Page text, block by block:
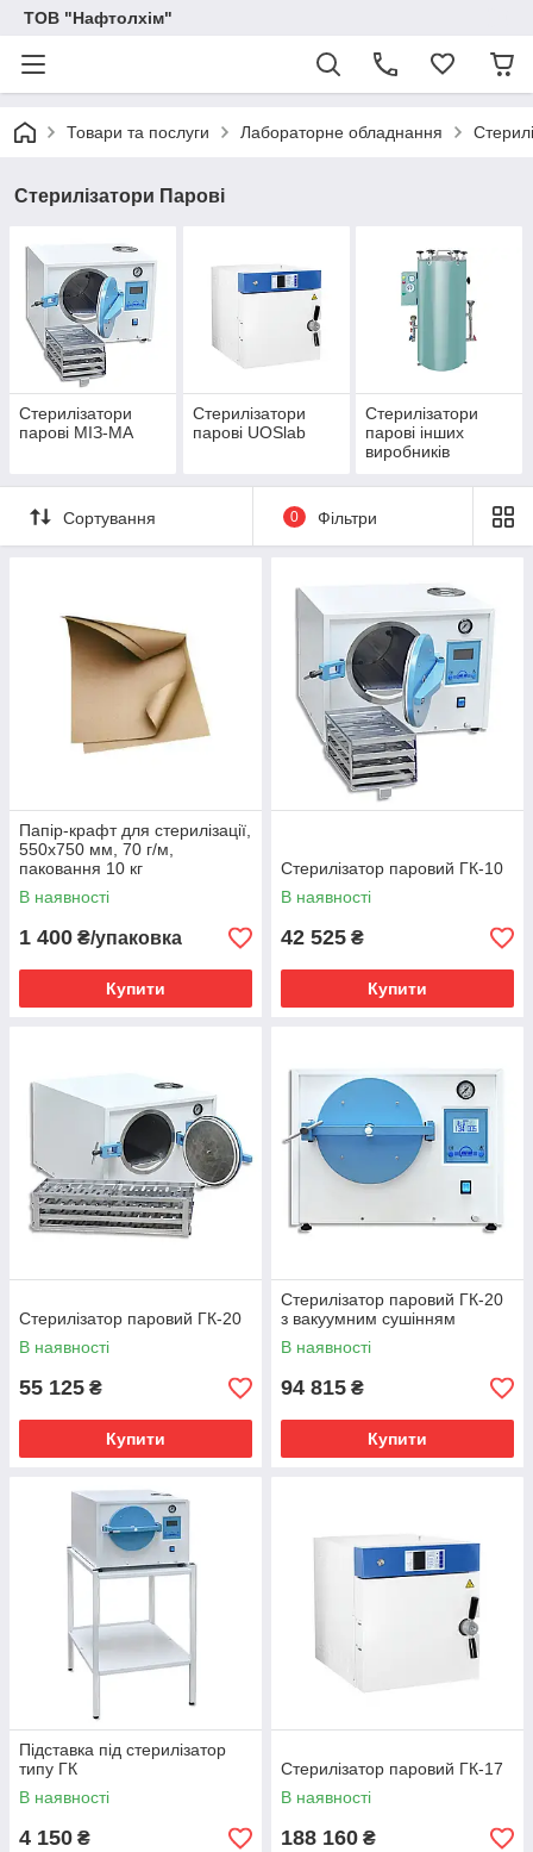
ТОВ "Нафтолхім"
Товари та послуги Лабораторне обладнання
Стерилізатори Парові
Стерилізатори
парові МІЗ-МА
Стерилізатори
парові UOSlab
Стерилізатори
парові інших
виробників
Сортування 0 Фільтри
Папір-крафт для стерилізації,
550х750 мм, 70 г/м,
паковання 10 кг
В наявності
1 400 ₴/упаковка
Купити
Стерилізатор паровий ГК-10
В наявності
42 525 ₴
Купити
Стерилізатор паровий ГК-20
В наявності
55 125 ₴
Купити
Стерилізатор паровий ГК-20
з вакуумним сушінням
В наявності
94 815 ₴
Купити
Підставка під стерилізатор
типу ГК
В наявності
4 150 ₴
Стерилізатор паровий ГК-17
В наявності
188 160 ₴